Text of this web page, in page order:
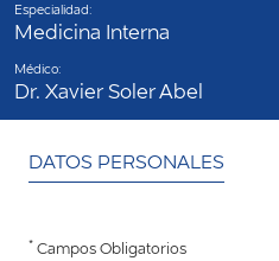
Especialidad:
Medicina Interna
Médico:
Dr. Xavier Soler Abel
DATOS PERSONALES
* Campos Obligatorios